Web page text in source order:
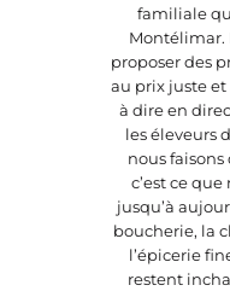
familiale
Montélimar.
proposer des
au prix juste et
à dire en
les éleveurs
nous
c’est ce
jusqu’à
boucherie, la
l’épicerie
restent